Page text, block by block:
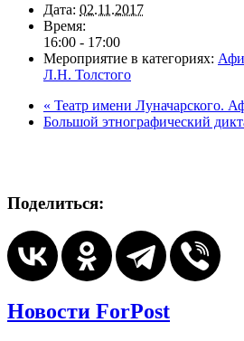
Дата: 02.11.2017
Время:
16:00 - 17:00
Мероприятие в категориях:
Л.Н. Толстого
« Театр имени Луначарского.
Большой этнографический
Поделиться:
Новости ForPost